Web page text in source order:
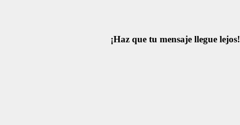
¡Haz que tu mensaje llegue lejos!